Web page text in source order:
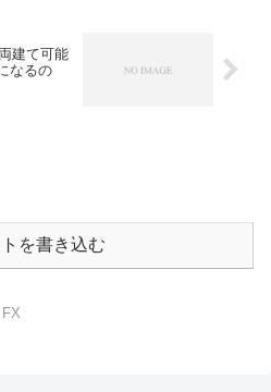
建て可能
なるの
を書き込む
FX